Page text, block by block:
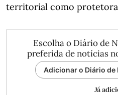
territorial como
Escolha o Diário de
preferida de notícias
Adicionar o Diário de
Já